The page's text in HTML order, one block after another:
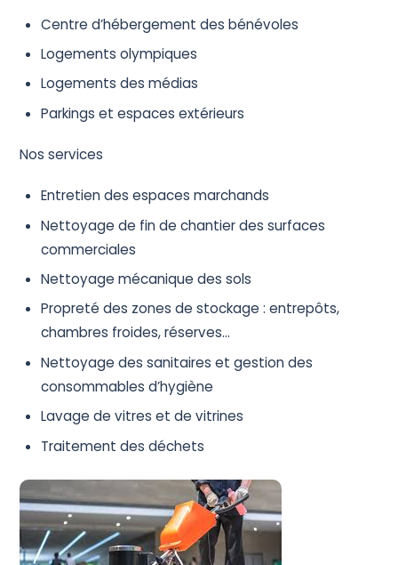
Centre d’hébergement des bénévoles
Logements olympiques
Logements des médias
Parkings et espaces extérieurs
Nos services
Entretien des espaces marchands
Nettoyage de fin de chantier des surfaces
commerciales
Nettoyage mécanique des sols
Propreté des zones de stockage : entrepôts,
chambres froides, réserves…
Nettoyage des sanitaires et gestion des
consommables d’hygiène
Lavage de vitres et de vitrines
Traitement des déchets